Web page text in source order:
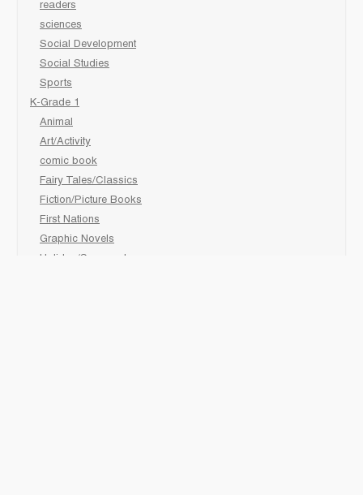
readers
sciences
Social Development
Social Studies
Sports
K-Grade 1
Animal
Art/Activity
comic book
Fairy Tales/Classics
Fiction/Picture Books
First Nations
Graphic Novels
Holiday/Seasonal